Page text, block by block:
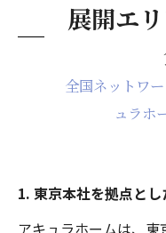
展開エ
全国ネットワ
ュラホ
1. 東京本社を拠点とし
アキュラホームは、